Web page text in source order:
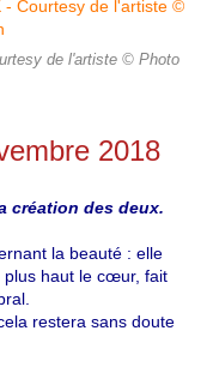
de l'artiste © Photo
2018
création des deux.
la beauté : elle
plus haut le cœur, fait
restera sans doute